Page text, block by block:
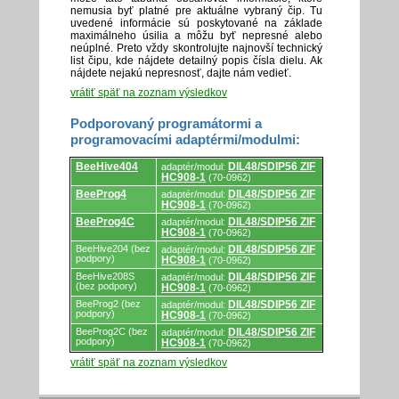
nemusia byť platné pre aktuálne vybraný čip. Tu
uvedené informácie sú poskytované na základe
maximálneho úsilia a môžu byť nepresné alebo
neúplné. Preto vždy skontrolujte najnovší technický
list čipu, kde nájdete detailný popis čísla dielu. Ak
nájdete nejakú nepresnosť, dajte nám vedieť.
vrátiť späť na zoznam výsledkov
Podporovaný programátormi a
programovacími adaptérmi/modulmi:
Podporovaný
programátormi
a
programovacími
adaptérmi/modulmi.
BeeHive404 adaptér/modul: DIL48/SDIP56 ZIF
HC908-1 (70-0962)
BeeProg4 adaptér/modul: DIL48/SDIP56 ZIF
HC908-1 (70-0962)
BeeProg4C adaptér/modul: DIL48/SDIP56 ZIF
HC908-1 (70-0962)
BeeHive204 (bez
podpory)
adaptér/modul: DIL48/SDIP56 ZIF
HC908-1 (70-0962)
BeeHive208S
(bez podpory)
adaptér/modul: DIL48/SDIP56 ZIF
HC908-1 (70-0962)
BeeProg2 (bez
podpory)
adaptér/modul: DIL48/SDIP56 ZIF
HC908-1 (70-0962)
BeeProg2C (bez
podpory)
adaptér/modul: DIL48/SDIP56 ZIF
HC908-1 (70-0962)
vrátiť späť na zoznam výsledkov